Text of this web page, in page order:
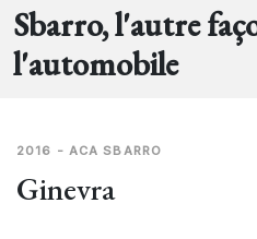
Sbarro, l'autre
l'automobile
2016 - ACA SBARRO
Ginevra